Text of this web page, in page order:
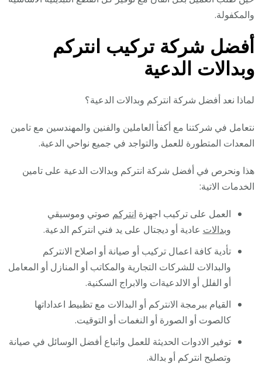
والمكفولة.
أفضل شركة تركيب انتركم
وبدالات الدعية
لماذا نعد أفضل شركة انتركم وبدالات الدعية؟
نتعامل في شركتنا مع أكفأ العاملين والفنين والمهندسين مع تامين
المعدات المتطورة للعمل والتواجد في جميع نواحي الدعية.
هذا ونحرص في أفضل شركة انتركم وبدالات الدعية على تامين
الخدمات الاتية:
العمل على تركيب اجهزة انتركم صوتي وموسيقي
وبدالات عادية أو ديجتال على يد فني انتركم الدعية.
تأدية كافة اعمال تركيب أو صيانة أو اصلاح الانتركم
والبدالات للشركات التجارية والمكاتب أو المنازل أو المعامل
أو الفلل أو الالدعيةات والابراج السكنية.
القيام ببرمجة الانتركم أو البدالات مع تظبيط اعداداتها
كالصوت أو الصورة أو النغمات أو التوقيت.
توفير الادوات الحديثة للعمل واتباع أفضل الوسائل في صيانة
وتصليح انتركم أو بدالة.